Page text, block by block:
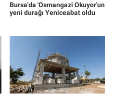
Bursa'da 'Osmangazi Okuyor'un
yeni durağı Yeniceabat oldu